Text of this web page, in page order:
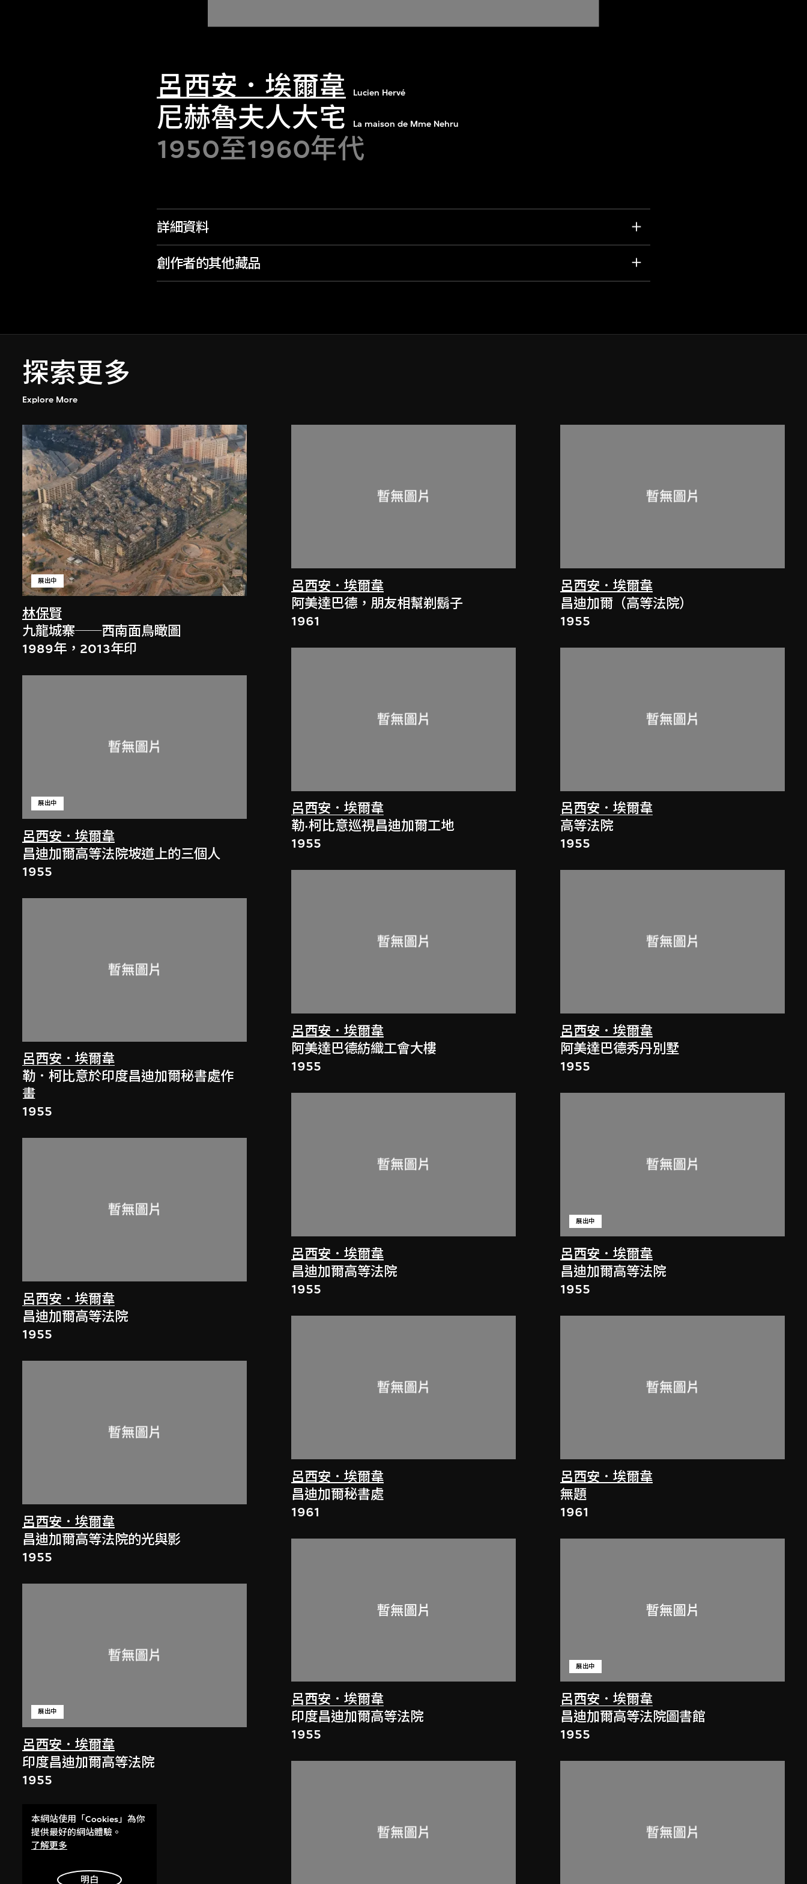
呂西安．埃爾韋 Lucien Hervé
尼赫魯夫人大宅 La maison de Mme Nehru
1950至1960年代
詳細資料
創作者的其他藏品
探索更多
Explore More
林保賢
展出中
九龍城寨──西南面鳥瞰圖
1989年，2013年印
呂西安．埃爾韋
展出中
昌迪加爾高等法院坡道上的三個人
1955
呂西安．埃爾韋
勒．柯比意於印度昌迪加爾秘書處作
畫
1955
呂西安．埃爾韋
昌迪加爾高等法院
1955
呂西安．埃爾韋
昌迪加爾高等法院的光與影
1955
呂西安．埃爾韋
展出中
印度昌迪加爾高等法院
1955
呂西安．埃爾韋
阿美達巴德，朋友相幫剃鬍子
1961
呂西安．埃爾韋
勒·柯比意巡視昌迪加爾工地
1955
呂西安．埃爾韋
阿美達巴德紡織工會大樓
1955
呂西安．埃爾韋
昌迪加爾高等法院
1955
呂西安．埃爾韋
昌迪加爾秘書處
1961
呂西安．埃爾韋
印度昌迪加爾高等法院
1955
呂西安．埃爾韋
昌迪加爾（高等法院）
1955
呂西安．埃爾韋
高等法院
1955
呂西安．埃爾韋
阿美達巴德秀丹別墅
1955
呂西安．埃爾韋
展出中
昌迪加爾高等法院
1955
呂西安．埃爾韋
無題
1961
呂西安．埃爾韋
展出中
昌迪加爾高等法院圖書館
1955
本網站使用「Cookies」為你
提供最好的網站體驗。
了解更多
明白